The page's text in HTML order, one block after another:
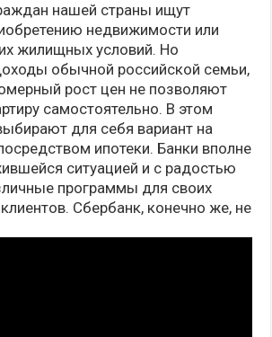
нашей страны ищут
недвижимости или
жилищных условий. Но
обычной российской семьи,
рост цен не позволяют
самостоятельно. В этом
для себя вариант на
ипотеки. Банки вполне
ситуацией и с радостью
программы для своих
Сбербанк, конечно же, не